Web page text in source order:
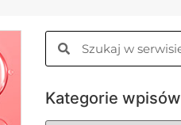
Kategorie wpisów